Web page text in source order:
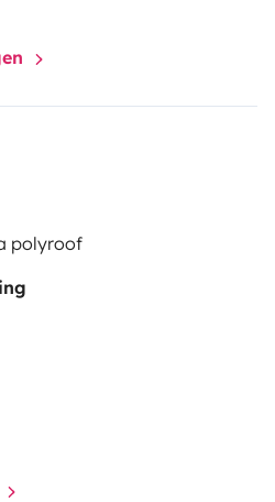
véhicule dans notre
polyroof